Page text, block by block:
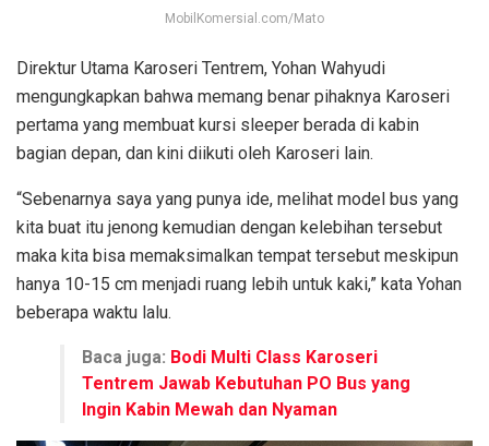
MobilKomersial.com/Mato
Direktur Utama Karoseri Tentrem, Yohan Wahyudi
mengungkapkan bahwa memang benar pihaknya Karoseri
pertama yang membuat kursi sleeper berada di kabin
bagian depan, dan kini diikuti oleh Karoseri lain.
“Sebenarnya saya yang punya ide, melihat model bus yang
kita buat itu jenong kemudian dengan kelebihan tersebut
maka kita bisa memaksimalkan tempat tersebut meskipun
hanya 10-15 cm menjadi ruang lebih untuk kaki,” kata Yohan
beberapa waktu lalu.
Baca juga: Bodi Multi Class Karoseri
Tentrem Jawab Kebutuhan PO Bus yang
Ingin Kabin Mewah dan Nyaman